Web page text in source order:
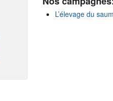
L’élevage du